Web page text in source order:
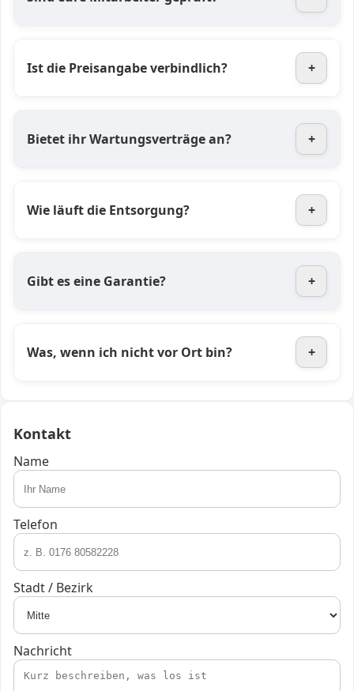
Ist die Preisangabe verbindlich? +
Bietet ihr Wartungsverträge an? +
Wie läuft die Entsorgung? +
Gibt es eine Garantie? +
Was, wenn ich nicht vor Ort bin? +
Kontakt
Name
Telefon
Stadt / Bezirk
Nachricht